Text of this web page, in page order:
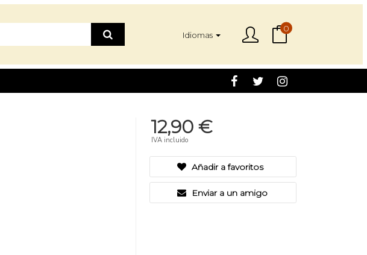
Idiomas
0
12,90 €
IVA incluido
Añadir a favoritos
Enviar a un amigo